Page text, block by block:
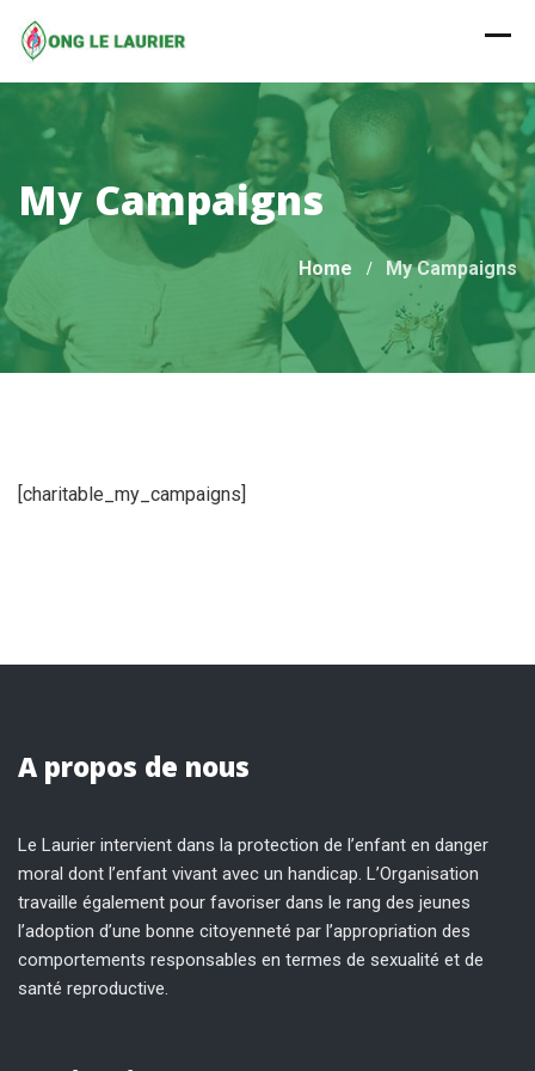
content
My Campaigns
Home My Campaigns
[charitable_my_campaigns]
A propos de nous
Le Laurier intervient dans la protection de l’enfant en danger
moral dont l’enfant vivant avec un handicap. L’Organisation
travaille également pour favoriser dans le rang des jeunes
l’adoption d’une bonne citoyenneté par l’appropriation des
comportements responsables en termes de sexualité et de
santé reproductive.